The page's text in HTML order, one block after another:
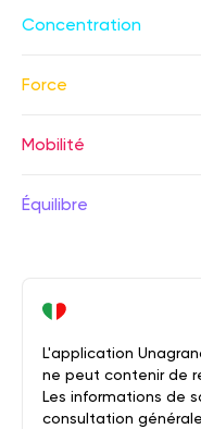
Concentration
Force
Mobilité
Équilibre
L'application
ne peut contenir de
Les informations de
consultation